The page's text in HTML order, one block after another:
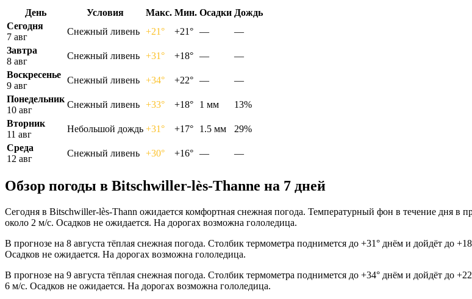
День Условия Макс. Мин. Осадки Дождь
Сегодня
7 авг
Снежный ливень +21° +21° —
—
Завтра
8 авг
Снежный ливень +31° +18° —
—
Воскресенье
9 авг
Снежный ливень +34° +22° —
—
Понедельник
10 авг
Снежный ливень +33° +18° 1 мм
13%
Вторник
11 авг
Небольшой дождь +31° +17° 1.5 мм
29%
Среда
12 авг
Снежный ливень +30° +16° — —
Обзор погоды в Bitschwiller-lès-Thannе на 7 дней
Сегодня в Bitschwiller-lès-Thann ожидается комфортная снежная погода. Температурный фон в течение дня в
около 2 м/с. Осадков не ожидается. На дорогах возможна гололедица.
В прогнозе на 8 августа тёплая снежная погода. Столбик термометра поднимется до +31° днём и дойдёт до
Осадков не ожидается. На дорогах возможна гололедица.
В прогнозе на 9 августа тёплая снежная погода. Столбик термометра поднимется до +34° днём и дойдёт до
6 м/с. Осадков не ожидается. На дорогах возможна гололедица.